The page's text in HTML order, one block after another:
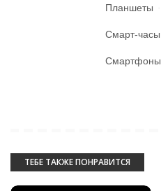
Планшеты
Смарт-часы
Смартфоны
ТЕБЕ ТАКЖЕ ПОНРАВИТСЯ